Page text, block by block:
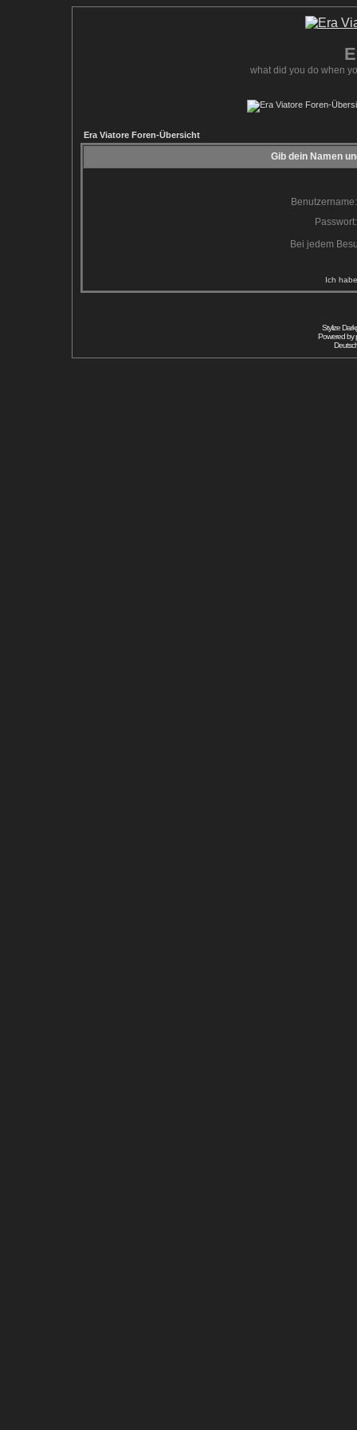
what did you do when
Era Viatore Foren-Übersicht
Gib dein Namen
Benutzername:
Passwort:
Bei jedem
Ich
Stylize
Powered by